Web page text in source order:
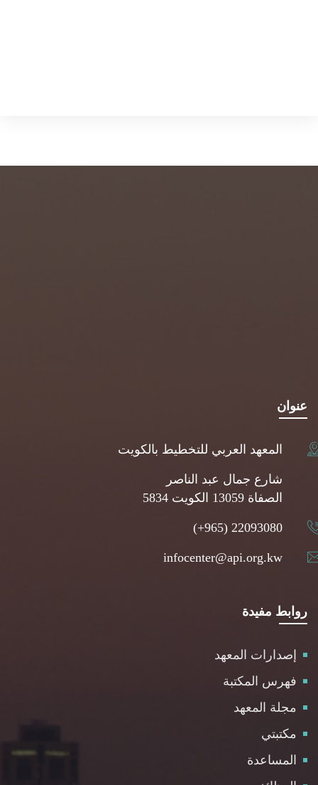
عنوان
المعهد العربي للتخطيط بالكويت
شارع جمال عبد الناصر
5834 الصفاة 13059 الكويت
(+965) 22093080
infocenter@api.org.kw
روابط مفيدة
إصدارات المعهد
فهرس المكتبة
مجلة المعهد
مكتبتي
المساعدة